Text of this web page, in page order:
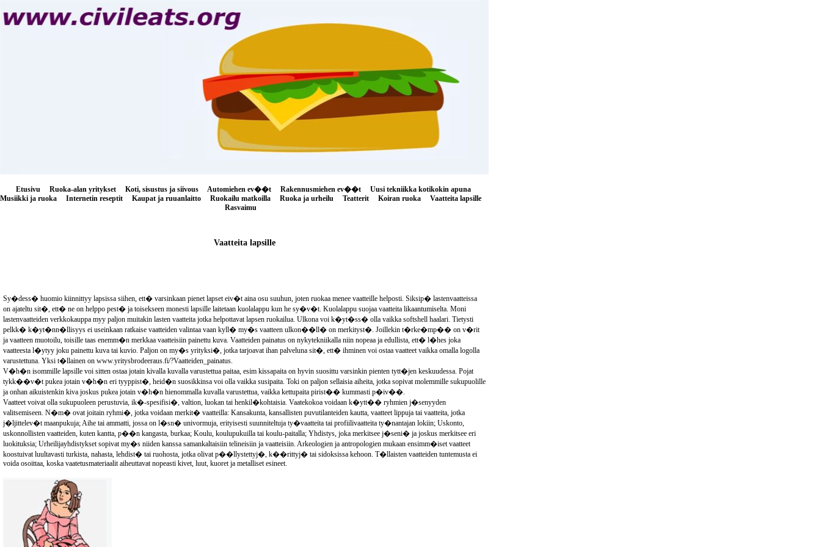
Etusivu Ruoka-alan yritykset Koti, sisustus ja siivous Automiehen ev��t Rakennusmiehen ev��t
Uusi tekniikka kotikokin apuna
Musiikki ja ruoka
Internetin reseptit Kaupat ja ruuanlaitto Ruokailu matkoilla Ruoka ja urheilu Teatterit Koiran ruoka
Vaatteita lapsille
Rasvaimu
Vaatteita lapsille
Sy�dess� huomio kiinnittyy lapsissa siihen, ett� varsinkaan pienet lapset eiv�t aina osu suuhun, joten ruokaa menee vaatteille helposti. Siksip� lastenvaatteissa
on ajateltu sit�, ett� ne on helppo pest� ja toisekseen monesti lapsille laitetaan kuolalappu kun he sy�v�t. Kuolalappu suojaa vaatteita likaantumiselta. Moni
lastenvaatteiden verkkokauppa myy paljon muitakin lasten vaatteita jotka helpottavat lapsen ruokailua. Ulkona voi k�yt�ss� olla vaikka softshell haalari. Tietysti
pelkk� k�yt�nn�llisyys ei useinkaan ratkaise vaatteiden valintaa vaan kyll� my�s vaatteen ulkon��ll� on merkityst�. Joillekin t�rke�mp�� on v�rit
ja vaatteen muotoilu, toisille taas enemm�n merkkaa vaatteisiin painettu kuva. Vaatteiden painatus on nykytekniikalla niin nopeaa ja edullista, ett� l�hes joka
vaatteesta l�ytyy joku painettu kuva tai kuvio. Paljon on my�s yrityksi�, jotka tarjoavat ihan palveluna sit�, ett� ihminen voi ostaa vaatteet vaikka omalla logolla
varustettuna. Yksi t�llainen on www.yritysbrodeeraus.fi/?Vaatteiden_painatus.
V�h�n isommille lapsille voi sitten ostaa jotain kivalla kuvalla varustettua paitaa, esim kissapaita on hyvin suosittu varsinkin pienten tytt�jen keskuudessa. Pojat
tykk��v�t pukea jotain v�h�n eri tyyppist�, heid�n suosikkinsa voi olla vaikka susipaita. Toki on paljon sellaisia aiheita, jotka sopivat molemmille sukupuolille
ja onhan aikuistenkin kiva joskus pukea jotain v�h�n hienommalla kuvalla varustettua, vaikka kettupaita pirist�� kummasti p�iv��.
Vaatteet voivat olla sukupuoleen perustuvia, ik�-spesifisi�, valtion, luokan tai henkil�kohtaisia. Vaatekokoa voidaan k�ytt�� ryhmien j�senyyden
valitsemiseen. N�m� ovat joitain ryhmi�, jotka voidaan merkit� vaatteilla: Kansakunta, kansallisten puvutilanteiden kautta, vaatteet lippuja tai vaatteita, jotka
j�ljittelev�t maanpukuja; Aihe tai ammatti, jossa on l�sn� univormuja, erityisesti suunniteltuja ty�vaatteita tai profiilivaatteita ty�nantajan lokiin; Uskonto,
uskonnollisten vaatteiden, kuten kantta, p��n kangasta, burkaa; Koulu, koulupukuilla tai koulu-paitalla; Yhdistys, joka merkitsee j�seni� ja joskus merkitsee eri
luokituksia; Urheilijayhdistykset sopivat my�s niiden kanssa samankaltaisiin telineisiin ja vaatteisiin. Arkeologien ja antropologien mukaan ensimm�iset vaatteet
koostuivat luultavasti turkista, nahasta, lehdist� tai ruohosta, jotka olivat p��llystettyj�, k��rittyj� tai sidoksissa kehoon. T�llaisten vaatteiden tuntemusta ei
voida osoittaa, koska vaatetusmateriaalit aiheuttavat nopeasti kivet, luut, kuoret ja metalliset esineet.